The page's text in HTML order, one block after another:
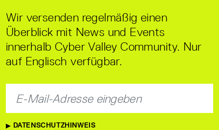
Wir versenden regelmäßig einen
Überblick mit News und Events
innerhalb Cyber Valley Community. Nur
auf Englisch verfügbar.
DATENSCHUTZHINWEIS